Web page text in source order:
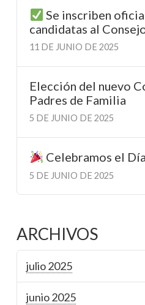
Se inscriben
candidatas al
11 DE JUNIO DE 2025
Elección del nuevo
Padres de Familia
5 DE JUNIO DE 2025
Celebramos el
5 DE JUNIO DE 2025
ARCHIVOS
julio 2025
junio 2025